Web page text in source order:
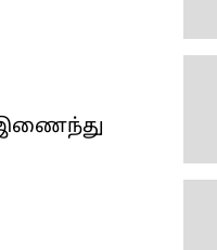
இணைந்து